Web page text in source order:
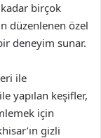
birçok
düzenlenen özel
deneyim sunar.
ile
yapılan keşifler,
için
gizli